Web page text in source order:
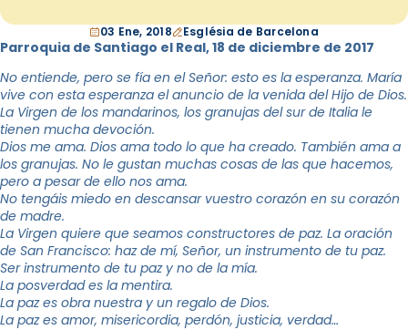
03 Ene, 2018 Església de Barcelona
Parroquia de Santiago el Real, 18 de diciembre de 2017
No entiende, pero se fía en el Señor: esto es la esperanza. María
vive con esta esperanza el anuncio de la venida del Hijo de Dios.
La Virgen de los mandarinos, los granujas del sur de Italia le
tienen mucha devoción.
Dios me ama. Dios ama todo lo que ha creado. También ama a
los granujas. No le gustan muchas cosas de las que hacemos,
pero a pesar de ello nos ama.
No tengáis miedo en descansar vuestro corazón en su corazón
de madre.
La Virgen quiere que seamos constructores de paz. La oración
de San Francisco: haz de mí, Señor, un instrumento de tu paz.
Ser instrumento de tu paz y no de la mía.
La posverdad es la mentira.
La paz es obra nuestra y un regalo de Dios.
La paz es amor, misericordia, perdón, justicia, verdad…